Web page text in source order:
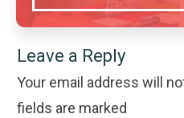
Leave a Reply
Your email address will
fields are marked